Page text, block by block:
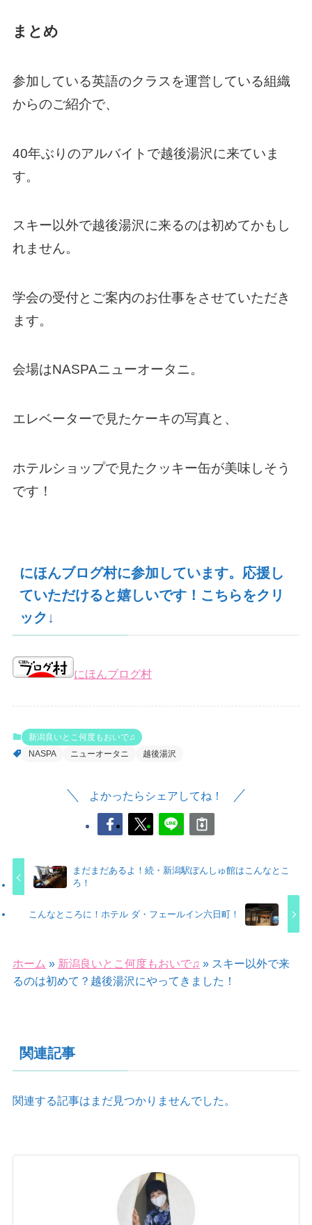
まとめ
参加している英語のクラスを運営している組織
からのご紹介で、
40年ぶりのアルバイトで越後湯沢に来ていま
す。
スキー以外で越後湯沢に来るのは初めてかもし
れません。
学会の受付とご案内のお仕事をさせていただき
ます。
会場はNASPAニューオータニ。
エレベーターで見たケーキの写真と、
ホテルショップで見たクッキー缶が美味しそう
です！
にほんブログ村に参加しています。応援し
ていただけると嬉しいです！こちらをクリ
ック↓
にほんブログ村
新潟良いとこ何度もおいで♫
NASPA
ニューオータニ 越後湯沢
よかったらシェアしてね！
まだまだあるよ！続・新潟駅ぽんしゅ館はこんなとこ
ろ！
こんなところに！ホテル ダ・フェールイン六日町！
ホーム » 新潟良いとこ何度もおいで♫ »スキー以外で来
るのは初めて？越後湯沢にやってきました！
関連記事
関連する記事はまだ見つかりませんでした。